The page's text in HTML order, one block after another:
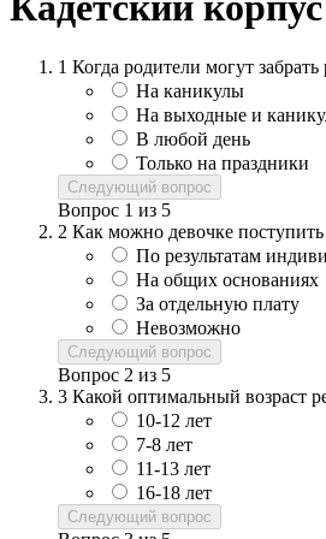
1 Когда родители могут
На каникулы
На выходные и
В любой день
Только на праздники
Следующий вопрос
Вопрос 1 из 5
2 Как можно девочке
По результатам
На общих основаниях
За отдельную плату
Невозможно
Следующий вопрос
Вопрос 2 из 5
3 Какой оптимальный возраст
10-12 лет
7-8 лет
11-13 лет
16-18 лет
Следующий вопрос